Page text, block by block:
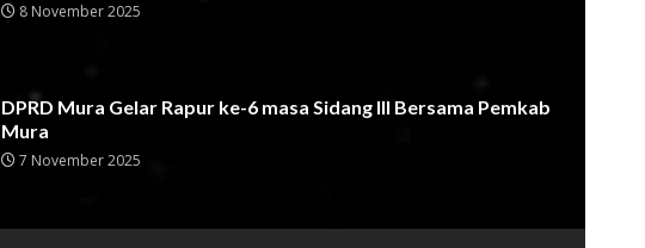
8 November 2025
DPRD Mura Gelar Rapur ke-6 masa Sidang III Bersama Pemkab
Mura
7 November 2025